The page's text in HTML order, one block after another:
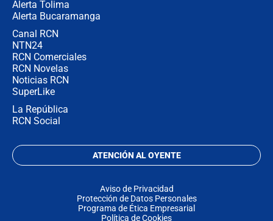
Alerta Tolima
Alerta Bucaramanga
Canal RCN
NTN24
RCN Comerciales
RCN Novelas
Noticias RCN
SuperLike
La República
RCN Social
ATENCIÓN AL OYENTE
Aviso de Privacidad
Protección de Datos Personales
Programa de Ética Empresarial
Política de Cookies